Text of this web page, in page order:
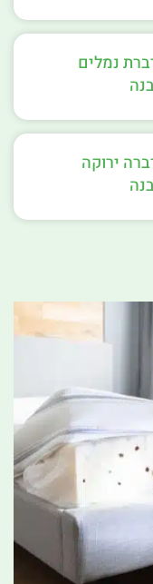
נמלים
ירוקה